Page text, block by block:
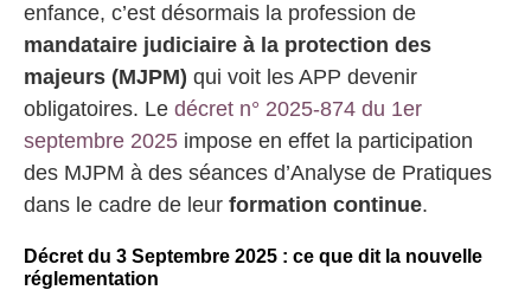
enfance, c’est désormais la profession de
mandataire judiciaire à la protection des
majeurs (MJPM) qui voit les APP devenir
obligatoires. Le décret n° 2025-874 du 1er
septembre 2025 impose en effet la participation
des MJPM à des séances d’Analyse de Pratiques
dans le cadre de leur formation continue.
Décret du 3 Septembre 2025 : ce que dit la nouvelle
réglementation